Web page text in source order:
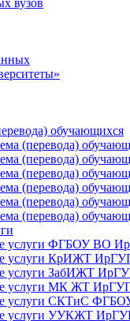
вузов
обучающихся
(перевода)
(перевода)
(перевода)
(перевода)
(перевода)
(перевода)
услуги ФГБОУ ВО
услуги КрИЖТ
услуги ЗабИЖТ
услуги МК ЖТ
услуги СКТиС
услуги УУКЖТ